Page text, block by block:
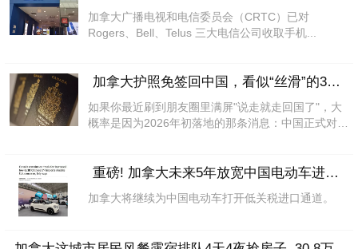
贵州省
云南省 陕西省 甘肃省
青海省
内蒙古 西藏 宁夏 新疆
香港
澳门
四川省
加拿大广播电视和电信委员会（CRTC）已对
Rogers、Bell、Telus 三大电信公司收取手机...
加拿大护照免签回中国，看似“丝滑”的30天
如果你最近刷到朋友圈里满屏"说走就走回国了"，大
概率是因为2026年初落地的那条消息：中国正式对加
重磅! 加拿大未来5年放宽中国电动车进口,
加拿大将继续为中国电动车打开低关税进口通道。